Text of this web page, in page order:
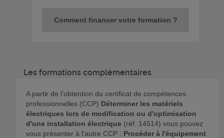
Comment financer votre formation ?
Les formations complémentaires
A partir de l'obtention du certificat de compétences
professionnelles (CCP) Déterminer les matériels
électriques lors de modification ou d'optimisation
d'une installation électrique (réf. 14514) vous pouvez
vous présenter à l'autre CCP : Procéder à l'équipement